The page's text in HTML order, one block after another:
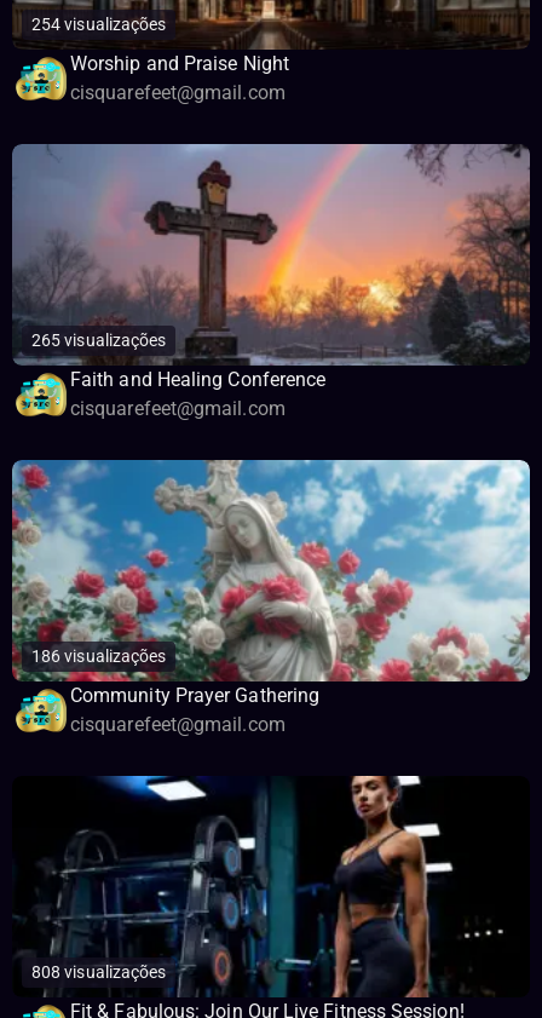
254 visualizações
Worship and Praise Night
cisquarefeet@gmail.com
265 visualizações
Faith and Healing Conference
cisquarefeet@gmail.com
186 visualizações
Community Prayer Gathering
cisquarefeet@gmail.com
808 visualizações
Fit & Fabulous: Join Our Live Fitness Session!